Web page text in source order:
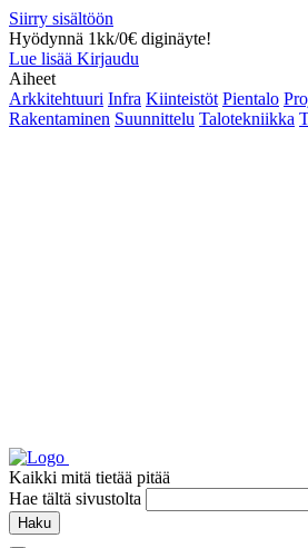
Siirry sisältöön
Hyödynnä 1kk/0€ diginäyte!
Lue lisää Kirjaudu
Aiheet
Arkkitehtuuri Infra Kiinteistöt Pientalo
Rakentaminen Suunnittelu Talotekniikka
Kaikki mitä tietää pitää
Hae tältä sivustolta
Haku